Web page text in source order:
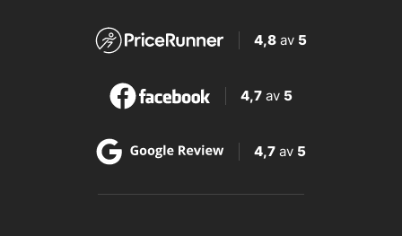
4,8 av 5
4,7 av 5
4,7 av 5